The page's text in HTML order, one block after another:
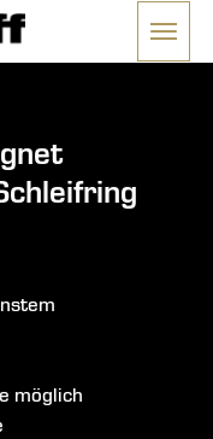
Menü
möglich